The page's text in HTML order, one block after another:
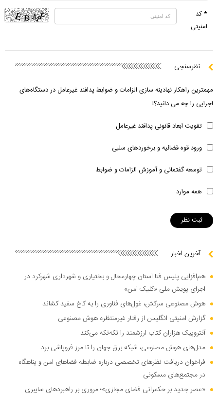
* کد
امنیتی
نظرسنجی
مهمترین راهکار نهادینه سازی الزامات و ضوابط پدافند غیرعامل در دستگاه‌های
اجرایی را چه می دانید؟!
تقویت ابعاد قانونی پدافند غیرعامل
ورود قوه قضائیه و برخوردهای سلبی
توسعه گفتمانی و آموزش الزامات و ضوابط
همه موارد
آخرین اخبار
هم‌افزایی پلیس فتا استان چهارمحال و بختیاری و شهرداری شهرکرد در
اجرای پویش ملی «کلیک امن»
هوش مصنوعی سرکش، غول‌های فناوری را به کاخ سفید کشاند
گزارش امنیتی انگلیس از رفتار غیرمنتظره هوش مصنوعی
آنتروپیک هزاران کتاب ارزشمند را تکه‌تکه می‌کند
مدل‌های هوش مصنوعی، شبکه برق جهان را تا مرز فروپاشی برد
فراخوان دریافت نظر‌های تخصصی درباره ضابطه فضا‌های امن و پناهگاه
در مجتمع‌های مسکونی
«عصر جدید بر حکمرانی فضای مجازی»؛ مروری بر راهبرد‌های سایبری